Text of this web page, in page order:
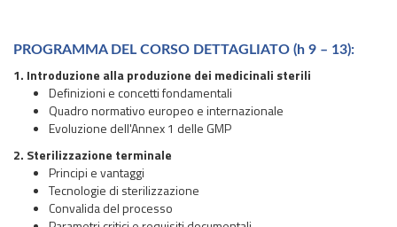
PROGRAMMA DEL CORSO DETTAGLIATO (h 9 – 13):
1. Introduzione alla produzione dei medicinali sterili
Definizioni e concetti fondamentali
Quadro normativo europeo e internazionale
Evoluzione dell'Annex 1 delle GMP
2. Sterilizzazione terminale
Principi e vantaggi
Tecnologie di sterilizzazione
Convalida del processo